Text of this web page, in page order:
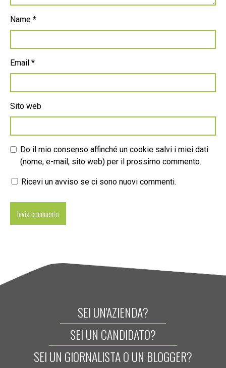
Name *
Email *
Sito web
Do il mio consenso affinché un cookie salvi i miei dati
(nome, e-mail, sito web) per il prossimo commento.
Ricevi un avviso se ci sono nuovi commenti.
SEI UN'AZIENDA?
SEI UN CANDIDATO?
SEI UN GIORNALISTA O UN BLOGGER?